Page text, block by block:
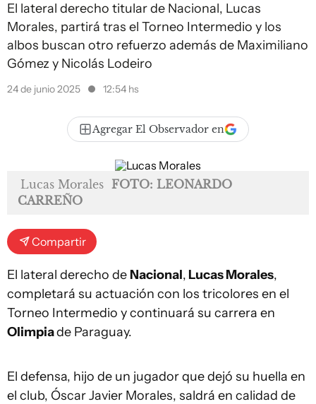
El lateral derecho titular de Nacional, Lucas
Morales, partirá tras el Torneo Intermedio y los
albos buscan otro refuerzo además de Maximiliano
Gómez y Nicolás Lodeiro
24 de junio 2025 12:54 hs
Agregar El Observador en
Lucas Morales FOTO: LEONARDO
CARREÑO
Compartir
El lateral derecho de Nacional, Lucas Morales,
completará su actuación con los tricolores en el
Torneo Intermedio y continuará su carrera en
Olimpiade Paraguay.
El defensa, hijo de un jugador que dejó su huella en
el club, Óscar Javier Morales, saldrá en calidad de